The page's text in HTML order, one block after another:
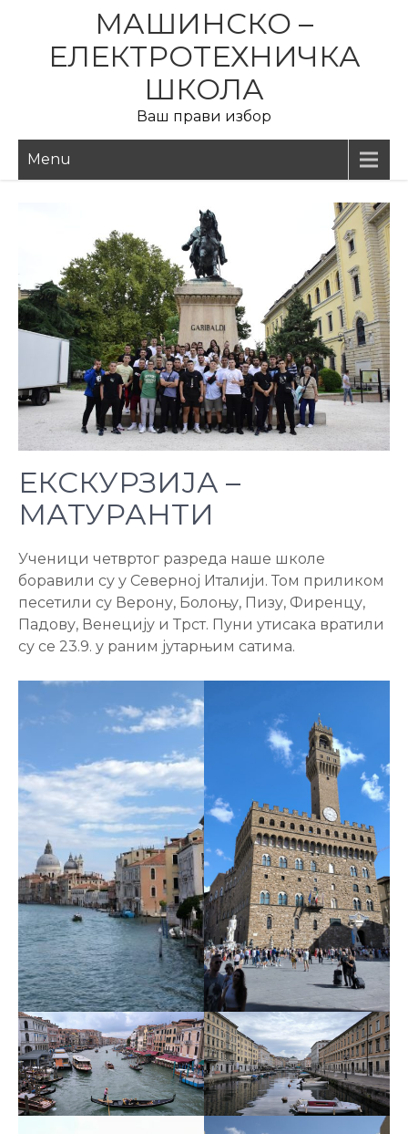
content
МАШИНСКО –
ЕЛЕКТРОТЕХНИЧКА
ШКОЛА
Ваш прави избор
Menu
ЕКСКУРЗИЈА –
МАТУРАНТИ
Ученици четвртог разреда наше школе
боравили су у Северној Италији. Том приликом
песетили су Верону, Болоњу, Пизу, Фиренцу,
Падову, Венецију и Трст. Пуни утисака вратили
су се 23.9. у раним јутарњим сатима.